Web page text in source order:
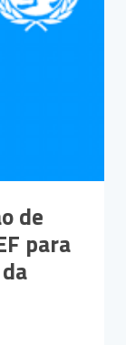
de
para